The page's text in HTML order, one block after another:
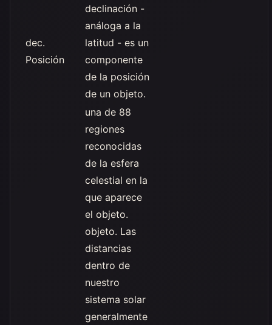
dec.
Posición
declinación -
análoga a la
latitud - es un
componente
de la posición
de un objeto.
una de 88
regiones
reconocidas
de la esfera
celestial en la
que aparece
el objeto.
objeto. Las
distancias
dentro de
nuestro
sistema solar
generalmente